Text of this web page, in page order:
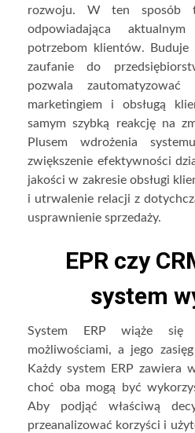
rozwoju. W ten sposób
odpowiadająca
potrzebom klientów.
zaufanie do
pozwala
marketingiem i obsługą
samym szybką reakcję na
Plusem wdrożenia
zwiększenie efektywności
jakości w zakresie obsługi
i utrwalenie relacji z
usprawnienie sprzedaży.
EPR czy
system
System ERP wiąże się
możliwościami, a jego
Każdy system ERP zawiera
choć oba mogą być
Aby podjąć właściwą
przeanalizować korzyści i